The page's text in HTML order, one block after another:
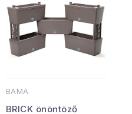
BAMA
BRICK önöntöző